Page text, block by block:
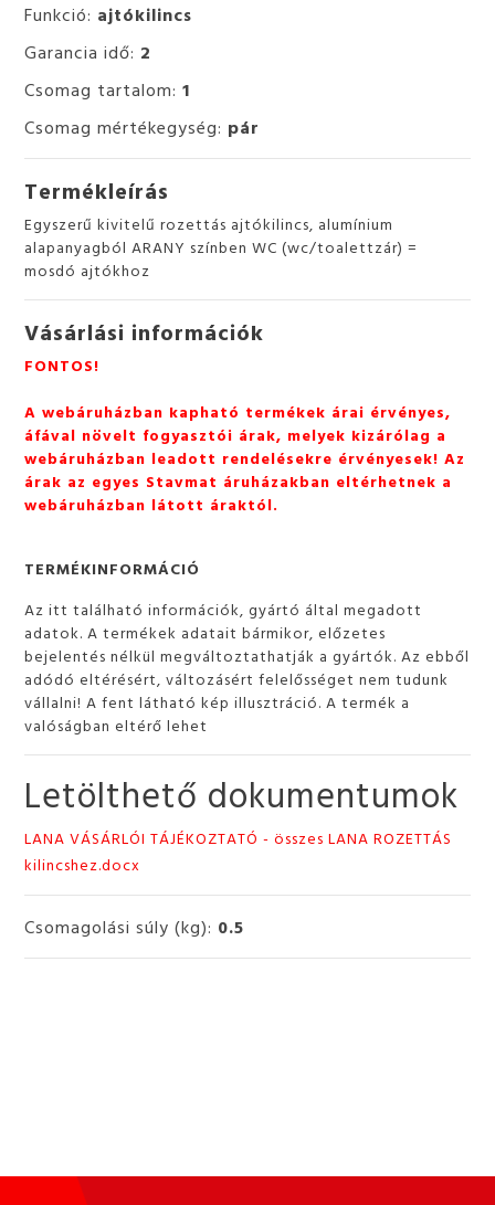
Funkció: ajtókilincs
Garancia idő: 2
Csomag tartalom:1
Csomag mértékegység: pár
Termékleírás
Egyszerű kivitelű rozettás ajtókilincs, alumínium
alapanyagból ARANY színben WC (wc/toalettzár) =
mosdó ajtókhoz
Vásárlási információk
FONTOS!
A webáruházban kapható termékek árai érvényes,
áfával növelt fogyasztói árak, melyek kizárólag a
webáruházban leadott rendelésekre érvényesek! Az
árak az egyes Stavmat áruházakban eltérhetnek a
webáruházban látott áraktól.
TERMÉKINFORMÁCIÓ
Az itt található információk, gyártó által megadott
adatok. A termékek adatait bármikor, előzetes
bejelentés nélkül megváltoztathatják a gyártók. Az ebből
adódó eltérésért, változásért felelősséget nem tudunk
vállalni! A fent látható kép illusztráció. A termék a
valóságban eltérő lehet
Letölthető dokumentumok
LANA VÁSÁRLÓI TÁJÉKOZTATÓ - összes LANA ROZETTÁS
kilincshez.docx
Csomagolási súly (kg): 0.5